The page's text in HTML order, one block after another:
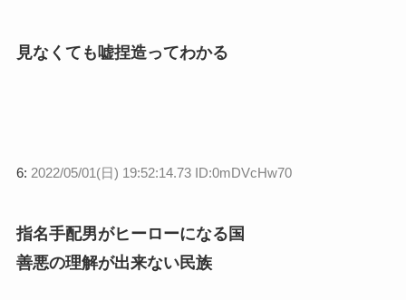
見なくても嘘捏造ってわかる
6: 2022/05/01(日) 19:52:14.73 ID:0mDVcHw70
指名手配男がヒーローになる国
善悪の理解が出来ない民族